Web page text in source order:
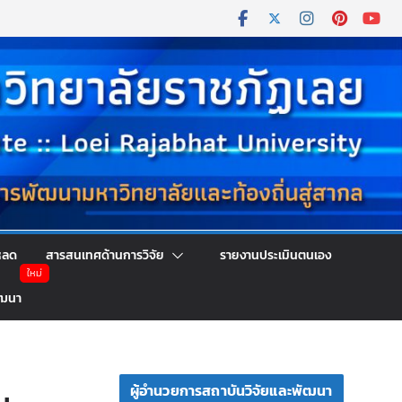
ลด สารสนเทศด้านการวิจัย รายงานประเมินตนเอง
นา
ผู้อำนวยการสถาบันวิจัยและพัฒนา